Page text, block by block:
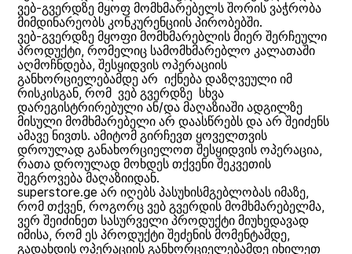
ვებ-გვერდზე მყოფ მომხმარებელს შორის ვაჭრობა
მიმდინარეობს კონკურენციის პირობებში.
ვებ-გვერდზე მყოფი მომხმარებლის მიერ შერჩეული
პროდუქტი, რომელიც სამომხმარებლო კალათაში
აღმოჩნდება, შესყიდვის ოპერაციის
განხორციელებამდე არ იქნება დაზღვეული იმ
რისკისგან, რომ ვებ გვერდზე სხვა
დარეგისტრირებული ან/და მაღაზიაში ადგილზე
მისული მომხმარებელი არ დაასწრებს და არ შეიძენს
ამავე ნივთს. ამიტომ გირჩევთ ყოველთვის
დროულად განახორციელოთ შესყიდვის ოპერაცია,
რათა დროულად მოხდეს თქვენი შეკვეთის
შეგროვება მაღაზიიდან.
superstore.ge არ იღებს პასუხისმგებლობას იმაზე,
რომ თქვენ, როგორც ვებ გვერდის მომხმარებელმა,
ვერ შეიძინეთ სასურველი პროდუქტი მიუხედავად
იმისა, რომ ეს პროდუქტი შეძენის მომენტამდე,
გადახდის ოპერაციის განხორციელებამდე იხილეთ